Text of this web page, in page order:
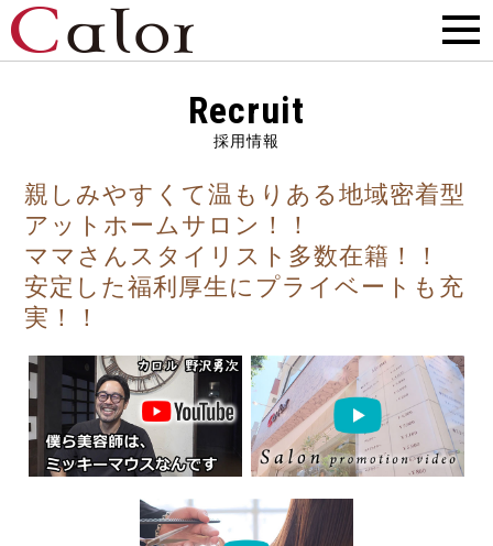
Recruit
採用情報
親しみやすくて温もりある地域密着型
アットホームサロン！！
ママさんスタイリスト多数在籍！！
安定した福利厚生にプライベートも充
実！！